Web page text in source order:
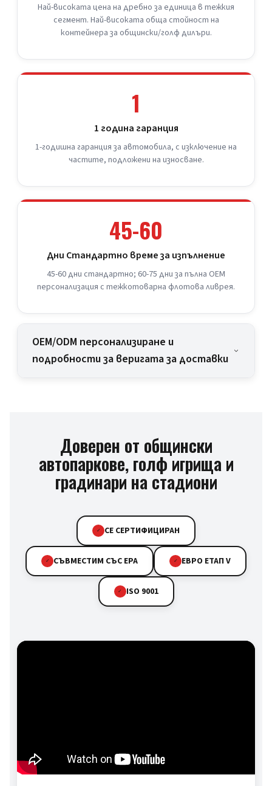
Най-високата цена на дребно за единица в тежкия
сегмент. Най-високата обща стойност на
контейнера за общински/голф дилъри.
1
1 година гаранция
1-годишна гаранция за автомобила, с изключение на
частите, подложени на износване.
45-60
Дни Стандартно време за изпълнение
45-60 дни стандартно; 60-75 дни за пълна OEM
персонализация с тежкотоварна флотова ливрея.
OEM/ODM персонализиране и
подробности за веригата за доставки
Доверен от общински
автопаркове, голф игрища и
градинари на стадиони
✓ CE СЕРТИФИЦИРАН
✓ СЪВМЕСТИМ СЪС EPA ✓ ЕВРО ЕТАП V
✓ ISO 9001